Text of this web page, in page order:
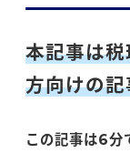
本記事は
方向けの
この記事は6分